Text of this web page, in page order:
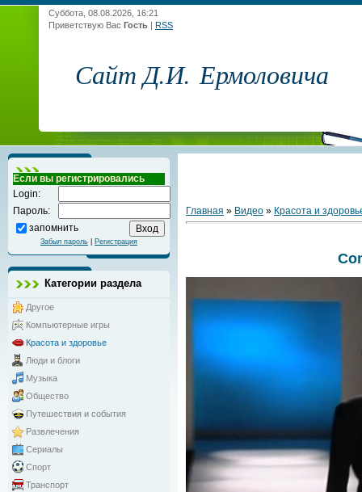
Суббота, 08.08.2026, 16:21
Приветствую Вас Гость | RSS
Сайт Д.И. Ермоловича
Если вы регистрировались
Login:
Пароль:
запомнить
Забыл пароль Регистрация
Категории раздела
Другое
Компьютерные игры
Красота и здоровье
Люди и блоги
Музыка
Общество
Путешествия и события
Развлечения
Сериалы
Спорт
Транспорт
Главная » Видео » Красота и